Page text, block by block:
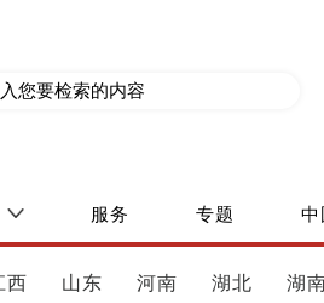
服务 专题 中
西 山东 河南 湖北 湖